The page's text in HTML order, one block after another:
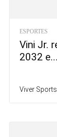
ESPORTES
Vini Jr.
2032 e...
Viver Sports